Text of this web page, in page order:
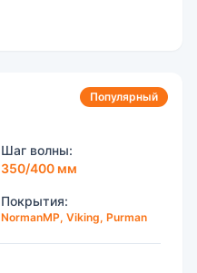
Популярный
Шаг волны:
350/400 мм
Покрытия:
NormanMP, Viking, Purman